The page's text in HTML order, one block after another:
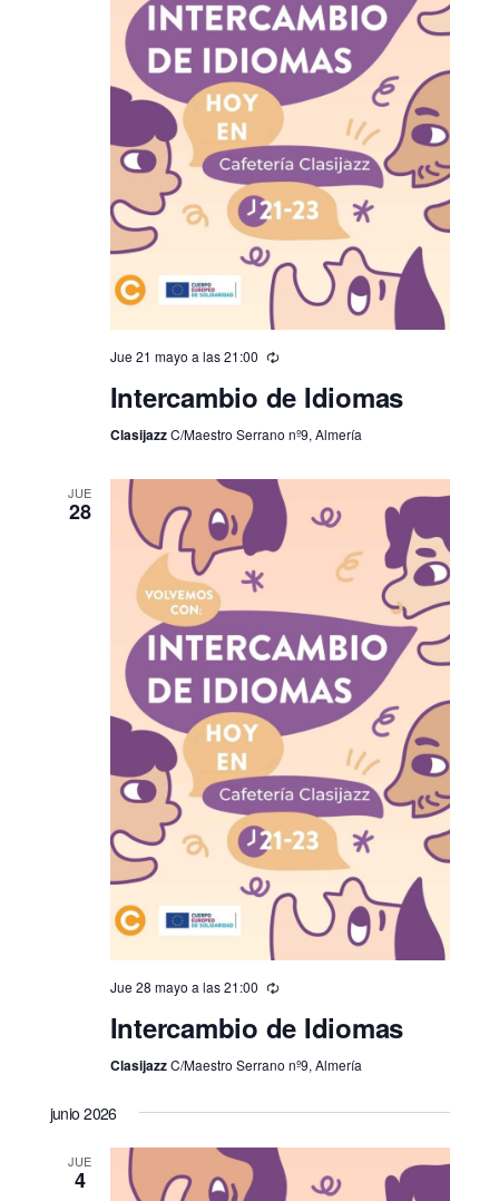
Jue 21 mayo a las 21:00
Intercambio de Idiomas
ClasijazzC/Maestro Serrano nº9, Almería
JUE
28
Jue 28 mayo a las 21:00
Intercambio de Idiomas
ClasijazzC/Maestro Serrano nº9, Almería
junio 2026
JUE
4